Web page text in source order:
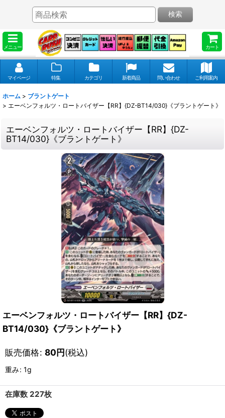
メニュー カート
検索
マイページ 特集 カテゴリ 新着商品 問い合わせ ご利用案内
ホーム > ブラントゲート
> エーベンフォルツ・ロートバイザー【RR】{DZ-BT14/030}《ブラントゲート》
エーベンフォルツ・ロートバイザー【RR】{DZ-
BT14/030}《ブラントゲート》
エーベンフォルツ・ロートバイザー【RR】{DZ-
BT14/030}《ブラントゲート》
販売価格: 80円(税込)
重み: 1g
在庫数 227枚